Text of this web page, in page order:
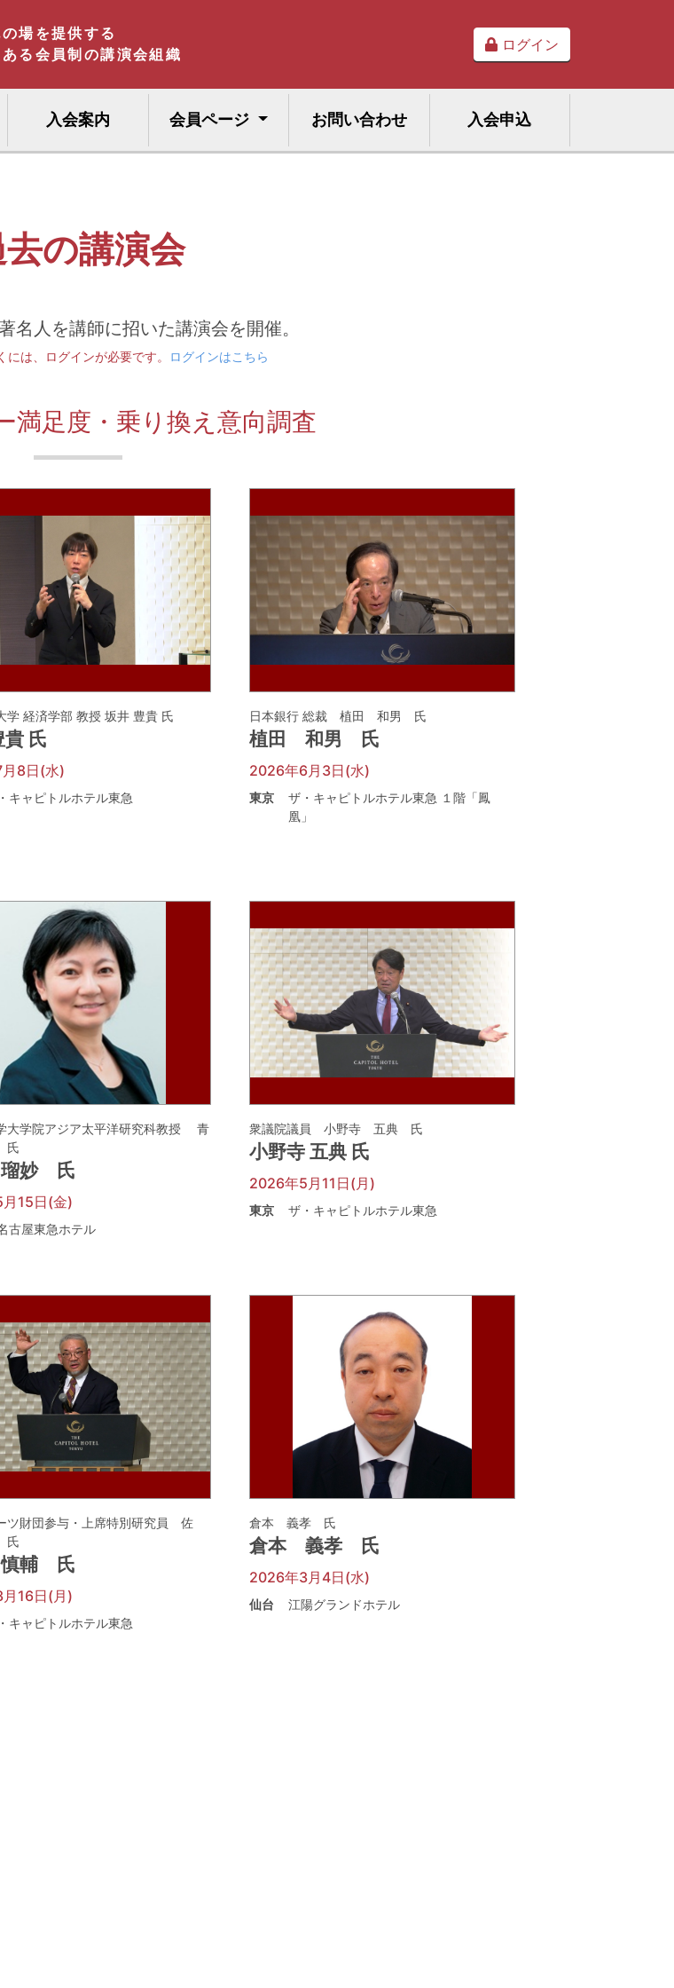
場を提供する
る会員制の講演会組織
ログイン
入会案内 会員ページ お問い合わせ 入会申込
の講演会
名人を講師に招いた講演会を開催。
は、ログインが必要です。 ログインはこちら
満足度・乗り換え意向調査
学 経済学部 教授 坂井 豊貴 氏
貴 氏
8日(水)
キャピトルホテル東急
日本銀行 総裁 植田 和男 氏
植田 和男 氏
2026年6月3日(水)
東京
ザ・キャピトルホテル東急 １階「鳳
凰」
大学院アジア太平洋研究科教授 青
氏
妙 氏
15日(金)
古屋東急ホテル
衆議院議員 小野寺 五典 氏
小野寺 五典 氏
2026年5月11日(月)
東京 ザ・キャピトルホテル東急
ツ財団参与・上席特別研究員 佐
氏
輔 氏
16日(月)
キャピトルホテル東急
倉本 義孝 氏
倉本 義孝 氏
2026年3月4日(水)
仙台 江陽グランドホテル